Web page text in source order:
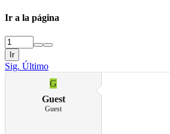
Ir a la página
Ir
Sig. Último
G
Guest
Guest